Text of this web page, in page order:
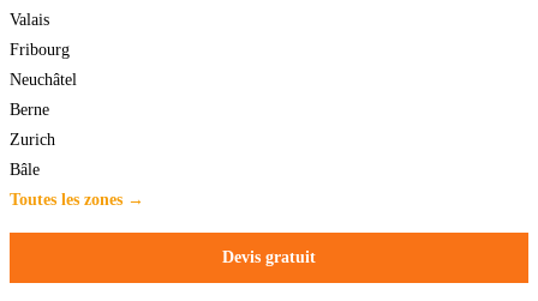
Valais
Fribourg
Neuchâtel
Berne
Zurich
Bâle
Toutes les zones →
Devis gratuit